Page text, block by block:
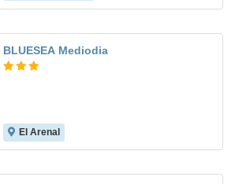
BLUESEA Mediodia
El Arenal